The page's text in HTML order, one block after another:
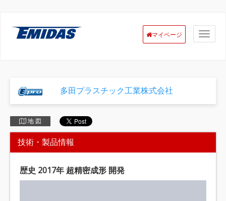
マイページ
多田プラスチック工業株式会社
地 図
技術・製品情報
歴史 2017年 超精密成形 開発